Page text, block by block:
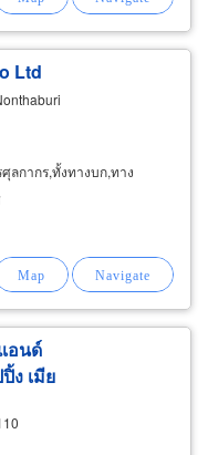
Ltd
ลกากร,ทั้งทางบก,ทาง
อนด์
ง เมีย